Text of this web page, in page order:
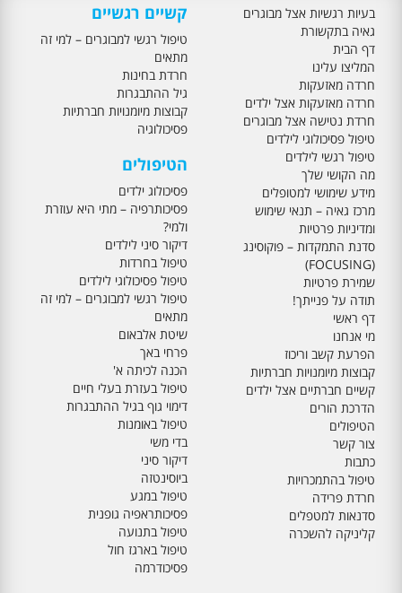
בעיות רגשיות אצל מבוגרים
גאיה בתקשורת
דף הבית
המליצו עלינו
חרדה מאזעקות
חרדה מאזעקות אצל ילדים
חרדת נטישה אצל מבוגרים
טיפול פסיכולוגי לילדים
טיפול רגשי לילדים
מה הקושי שלך
מידע שימושי למטופלים
מרכז גאיה – תנאי שימוש
ומדיניות פרטיות
סדנת התמקדות – פוקוסינג
(FOCUSING)
שמירת פרטיות
תודה על פנייתך!
דף ראשי
מי אנחנו
הפרעת קשב וריכוז
קבוצות מיומנויות חברתיות
קשיים חברתיים אצל ילדים
הדרכת הורים
הטיפולים
צור קשר
כתבות
טיפול בהתמכרויות
חרדת פרידה
סדנאות למטפלים
קליניקה להשכרה
קשיים רגשיים
טיפול רגשי למבוגרים – למי זה
מתאים
חרדת בחינות
גיל ההתבגרות
קבוצות מיומנויות חברתיות
פסיכולוגיה
הטיפולים
פסיכולוג ילדים
פסיכותרפיה – מתי היא עוזרת
ולמי?
דיקור סיני לילדים
טיפול בחרדות
טיפול פסיכולוגי לילדים
טיפול רגשי למבוגרים – למי זה
מתאים
שיטת אלבאום
פרחי באך
הכנה לכיתה א'
טיפול בעזרת בעלי חיים
דימוי גוף בגיל ההתבגרות
טיפול באומנות
בדי משי
דיקור סיני
ביוסינטזה
טיפול במגע
פסיכותראפיה גופנית
טיפול בתנועה
טיפול בארגז חול
פסיכודרמה